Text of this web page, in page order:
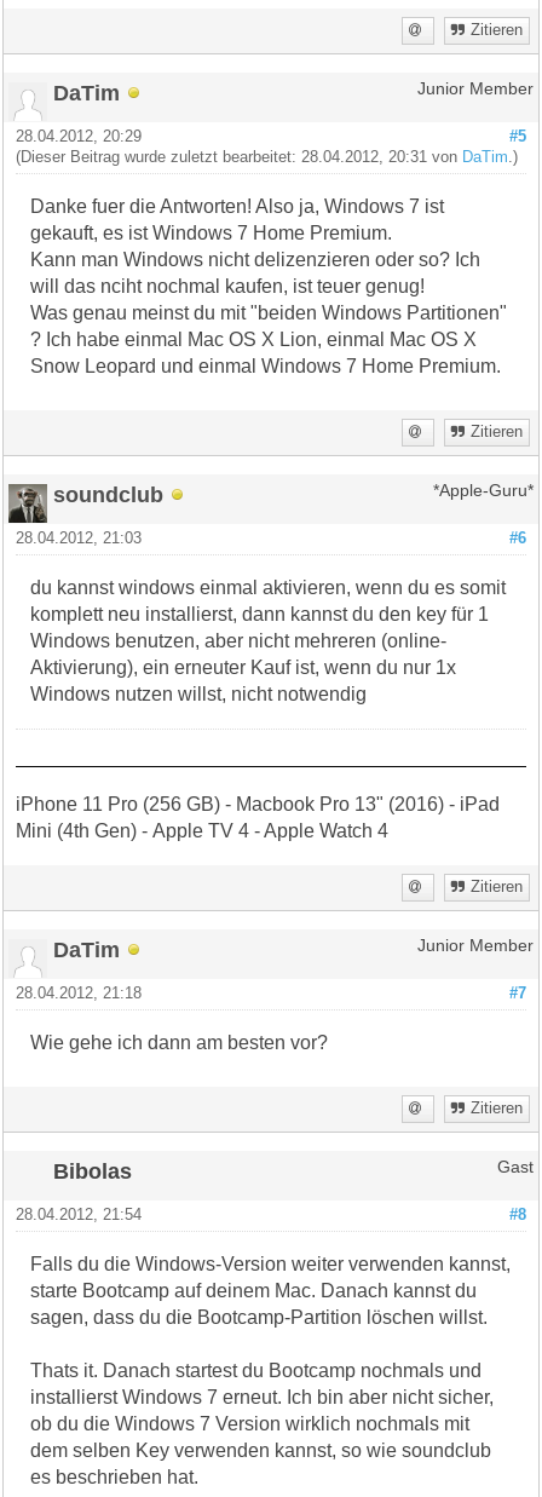
Zitieren
DaTim Junior Member
#5
28.04.2012, 20:29
(Dieser Beitrag wurde zuletzt bearbeitet: 28.04.2012, 20:31 von DaTim .)
Danke fuer die Antworten! Also ja, Windows 7 ist
gekauft, es ist Windows 7 Home Premium.
Kann man Windows nicht delizenzieren oder so? Ich
will das nciht nochmal kaufen, ist teuer genug!
Was genau meinst du mit "beiden Windows Partitionen"
? Ich habe einmal Mac OS X Lion, einmal Mac OS X
Snow Leopard und einmal Windows 7 Home Premium.
Zitieren
soundclub *Apple-Guru*
#6
28.04.2012, 21:03
du kannst windows einmal aktivieren, wenn du es somit
komplett neu installierst, dann kannst du den key für 1
Windows benutzen, aber nicht mehreren (online-
Aktivierung), ein erneuter Kauf ist, wenn du nur 1x
Windows nutzen willst, nicht notwendig
iPhone 11 Pro (256 GB) - Macbook Pro 13" (2016) - iPad
Mini (4th Gen) - Apple TV 4 - Apple Watch 4
Zitieren
DaTim Junior Member
#7
28.04.2012, 21:18
Wie gehe ich dann am besten vor?
Zitieren
Bibolas Gast
#8
28.04.2012, 21:54
Falls du die Windows-Version weiter verwenden kannst,
starte Bootcamp auf deinem Mac. Danach kannst du
sagen, dass du die Bootcamp-Partition löschen willst.
Thats it. Danach startest du Bootcamp nochmals und
installierst Windows 7 erneut. Ich bin aber nicht sicher,
ob du die Windows 7 Version wirklich nochmals mit
dem selben Key verwenden kannst, so wie soundclub
es beschrieben hat.